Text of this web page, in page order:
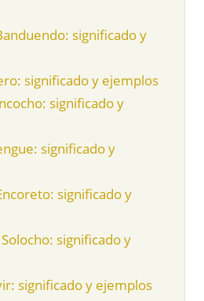
significado y
significado y ejemplos
significado y
significado y
significado y
Solocho: significado y
significado y ejemplos